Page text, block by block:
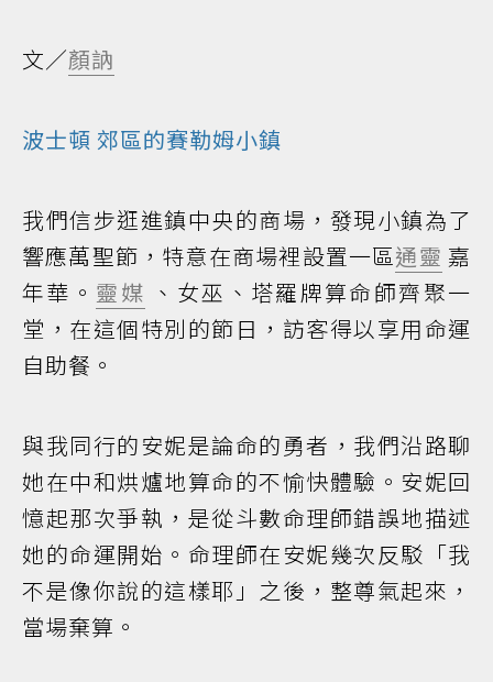
文／顏訥
波士頓 郊區的賽勒姆小鎮
我們信步逛進鎮中央的商場，發現小鎮為了
響應萬聖節，特意在商場裡設置一區通靈 嘉
年華。 靈媒 、女巫、塔羅牌算命師齊聚一
堂，在這個特別的節日，訪客得以享用命運
自助餐。
與我同行的安妮是論命的勇者，我們沿路聊
她在中和烘爐地算命的不愉快體驗。安妮回
憶起那次爭執，是從斗數命理師錯誤地描述
她的命運開始。命理師在安妮幾次反駁「我
不是像你說的這樣耶」之後，整尊氣起來，
當場棄算。